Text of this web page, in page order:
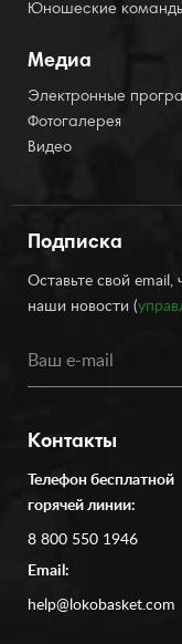
Юношеские
Медиа
Электронные
Фотогалерея
Видео
Подписка
Оставьте свой email,
наши новости (
Контакты
Телефон бесплатной
горячей линии:
8 800 550 1946
Email:
help@lokobasket.com